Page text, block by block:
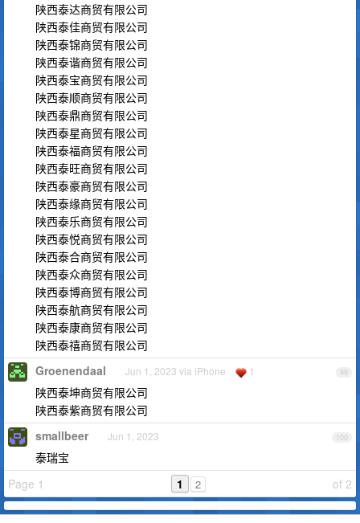
陕西泰达商贸有限公司
陕西泰佳商贸有限公司
陕西泰锦商贸有限公司
陕西泰谐商贸有限公司
陕西泰宝商贸有限公司
陕西泰顺商贸有限公司
陕西泰鼎商贸有限公司
陕西泰星商贸有限公司
陕西泰福商贸有限公司
陕西泰旺商贸有限公司
陕西泰豪商贸有限公司
陕西泰缘商贸有限公司
陕西泰乐商贸有限公司
陕西泰悦商贸有限公司
陕西泰合商贸有限公司
陕西泰众商贸有限公司
陕西泰博商贸有限公司
陕西泰航商贸有限公司
陕西泰康商贸有限公司
陕西泰禧商贸有限公司
99
Groenendaal Jun 1, 2023 via iPhone 1
陕西泰坤商贸有限公司
陕西泰紫商贸有限公司
100
smallbeer Jun 1, 2023
泰瑞宝
Page 1
of 2
1 2